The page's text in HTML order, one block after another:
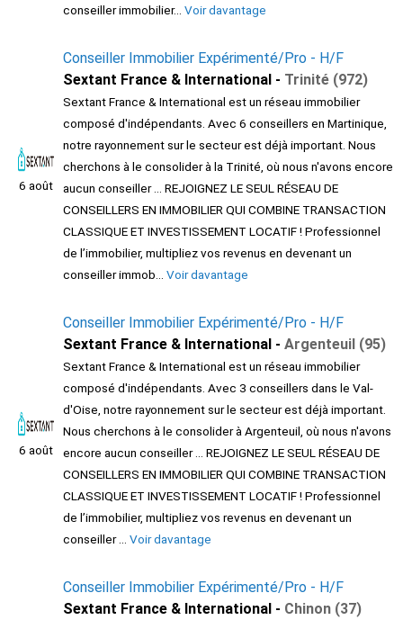
conseiller immobilier... Voir davantage
6 août
Conseiller Immobilier Expérimenté/Pro - H/F
Sextant France & International - Trinité (972)
Sextant France & International est un réseau immobilier
composé d'indépendants. Avec 6 conseillers en Martinique,
notre rayonnement sur le secteur est déjà important. Nous
cherchons à le consolider à la Trinité, où nous n'avons encore
aucun conseiller ... REJOIGNEZ LE SEUL RÉSEAU DE
CONSEILLERS EN IMMOBILIER QUI COMBINE TRANSACTION
CLASSIQUE ET INVESTISSEMENT LOCATIF ! Professionnel
de l’immobilier, multipliez vos revenus en devenant un
conseiller immob... Voir davantage
6 août
Conseiller Immobilier Expérimenté/Pro - H/F
Sextant France & International - Argenteuil (95)
Sextant France & International est un réseau immobilier
composé d'indépendants. Avec 3 conseillers dans le Val-
d'Oise, notre rayonnement sur le secteur est déjà important.
Nous cherchons à le consolider à Argenteuil, où nous n'avons
encore aucun conseiller ... REJOIGNEZ LE SEUL RÉSEAU DE
CONSEILLERS EN IMMOBILIER QUI COMBINE TRANSACTION
CLASSIQUE ET INVESTISSEMENT LOCATIF ! Professionnel
de l’immobilier, multipliez vos revenus en devenant un
conseiller ... Voir davantage
Conseiller Immobilier Expérimenté/Pro - H/F
Sextant France & International - Chinon (37)